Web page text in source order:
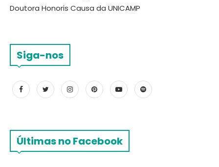
Doutora Honoris Causa da UNICAMP
Siga-nos
Últimas no Facebook